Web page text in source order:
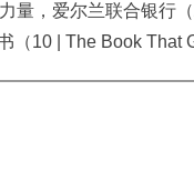
量，爱尔兰联合银行
10 | The Book That